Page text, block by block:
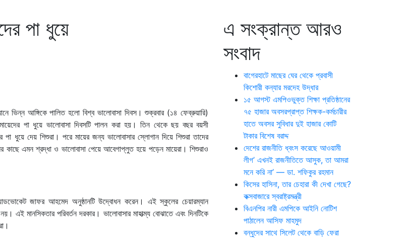
পা ধুয়ে
ভিন্ন আঙ্গিকে পালিত হলো বিশ্ব ভালোবাসা দিবস। শুক্রবার (১৪ ফেব্রুয়ারি)
পা ধুয়ে ভালোবাসা দিবসটি পালন করা হয়। তিন থেকে ছয় বছর বয়সী
ধুয়ে দেয় শিশুরা। পরে মায়ের জন্য ভালোবাসার স্লোগান দিয়ে শিশুরা তাদের
কাছে এমন শ্রদ্ধা ও ভালোবাসা পেয়ে আবেগাপ্লুত হয়ে পড়েন মায়েরা। শিশুরাও
জাফর আহমেদ অনুষ্ঠানটি উদ্বোধন করেন। এই স্কুলের চেয়ারম্যান
এই মানসিকতার পরিবর্তন দরকার। ভালোবাসার মাহাত্ম্য বোঝাতে এবং দিনটিকে
এ সংক্রান্ত আরও
সংবাদ
বাগেরহাটে মাছের ঘের থেকে প্রবাসী
কিশোরী কন্যার মরদেহ উদ্ধার
১৫ আগস্ট এমপিওভুক্ত শিক্ষা প্রতিষ্ঠানের
৭৫ হাজার অবসরপ্রাপ্ত শিক্ষক-কর্মচারীর
হাতে অবসর সুবিধার দুই হাজার কোটি
টাকার বিশেষ বরাদ্দ
দেশের রাজনীতি ধ্বংস করেছে আওয়ামী
লীগ’ এখনই রাজনীতিতে আসুক, তা আমরা
মনে করি না’ — ডা. শফিকুর রহমান
কিসের হাসিনা, তার চেহারা কী দেখা গেছে?
কক্সবাজারে স্বরাষ্ট্রমন্ত্রী
বিএনপির নারী এমপিকে আইনি নোটিশ
পাঠালেন আসিফ মাহমুদ
বন্ধুদের সাথে সিলেট থেকে বাড়ি ফেরা